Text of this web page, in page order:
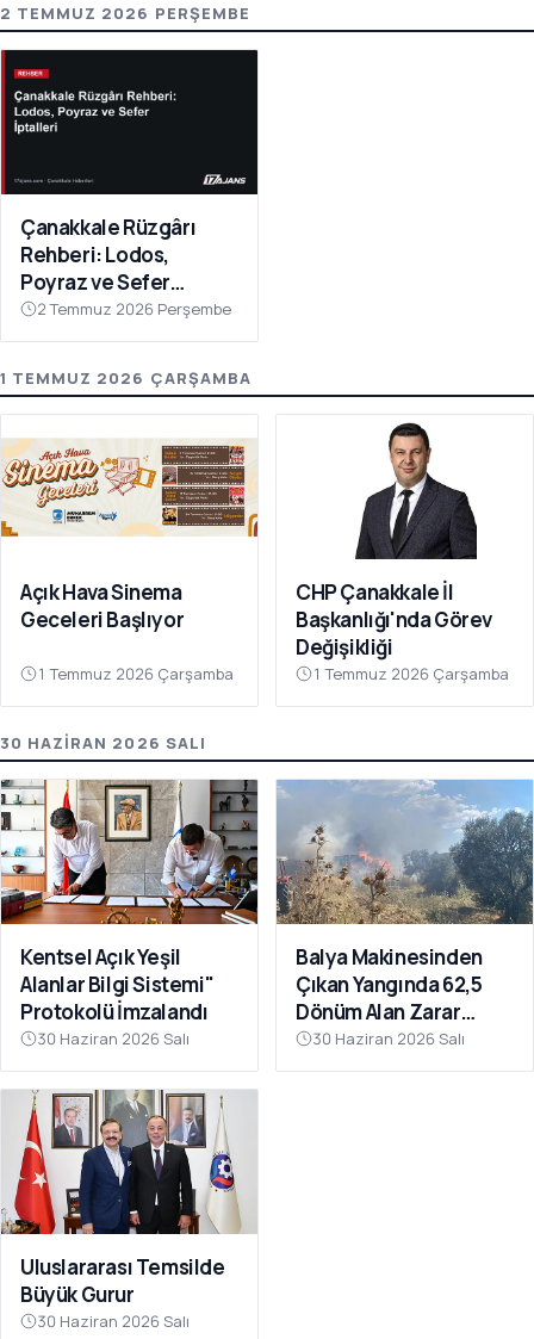
2 TEMMUZ 2026 PERŞEMBE
Çanakkale Rüzgârı
Rehberi: Lodos,
Poyraz ve Sefer
İptalleri
2 Temmuz 2026 Perşembe
1 TEMMUZ 2026 ÇARŞAMBA
Açık Hava Sinema
Geceleri Başlıyor
1 Temmuz 2026 Çarşamba
CHP Çanakkale İl
Başkanlığı'nda Görev
Değişikliği
1 Temmuz 2026 Çarşamba
30 HAZIRAN 2026 SALI
Kentsel Açık Yeşil
Alanlar Bilgi Sistemi"
Protokolü İmzalandı
30 Haziran 2026 Salı
Balya Makinesinden
Çıkan Yangında 62,5
Dönüm Alan Zarar
Gördü
30 Haziran 2026 Salı
Uluslararası Temsilde
Büyük Gurur
30 Haziran 2026 Salı